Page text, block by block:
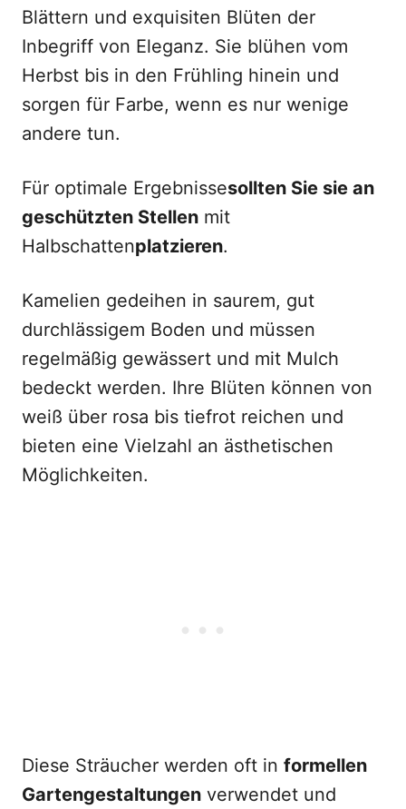
Blättern und exquisiten Blüten der
Inbegriff von Eleganz. Sie blühen vom
Herbst bis in den Frühling hinein und
sorgen für Farbe, wenn es nur wenige
andere tun.
Für optimale Ergebnissesollten Sie sie an
geschützten Stellen mit
Halbschattenplatzieren.
Kamelien gedeihen in saurem, gut
durchlässigem Boden und müssen
regelmäßig gewässert und mit Mulch
bedeckt werden. Ihre Blüten können von
weiß über rosa bis tiefrot reichen und
bieten eine Vielzahl an ästhetischen
Möglichkeiten.
Diese Sträucher werden oft in formellen
Gartengestaltungen verwendet und